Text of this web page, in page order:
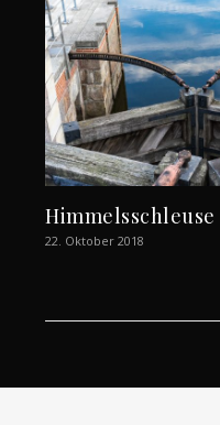
Himmelsschleuse
22. Oktober 2018